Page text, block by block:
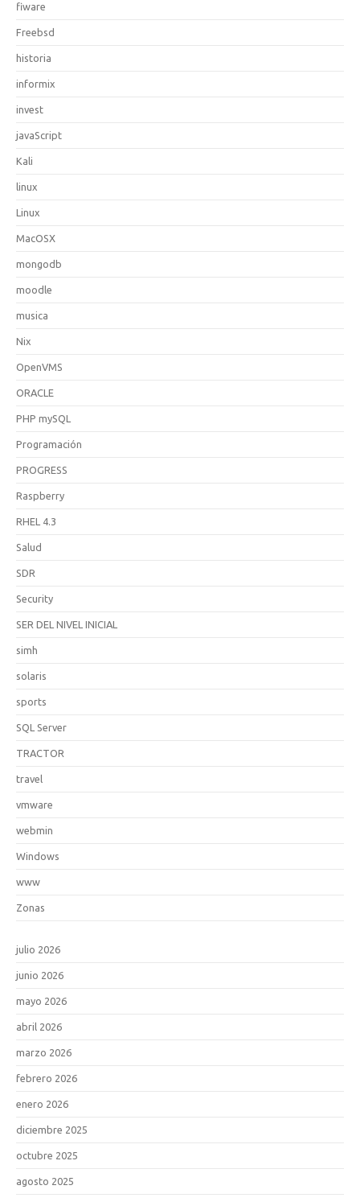
fiware
Freebsd
historia
informix
invest
javaScript
Kali
linux
Linux
MacOSX
mongodb
moodle
musica
Nix
OpenVMS
ORACLE
PHP mySQL
Programación
PROGRESS
Raspberry
RHEL 4.3
Salud
SDR
Security
SER DEL NIVEL INICIAL
simh
solaris
sports
SQL Server
TRACTOR
travel
vmware
webmin
Windows
www
Zonas
julio 2026
junio 2026
mayo 2026
abril 2026
marzo 2026
febrero 2026
enero 2026
diciembre 2025
octubre 2025
agosto 2025